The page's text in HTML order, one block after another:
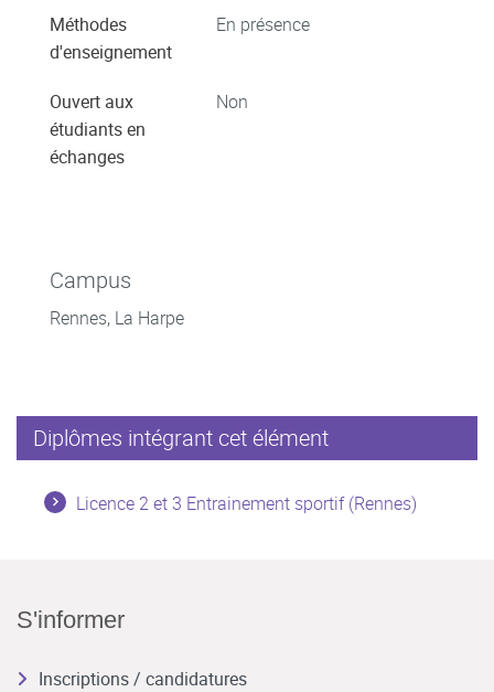
Méthodes
d'enseignement
En présence
Ouvert aux
étudiants en
échanges
Non
Campus
Rennes, La Harpe
Diplômes intégrant cet élément
Licence 2 et 3 Entrainement sportif (Rennes)
S'informer
Inscriptions / candidatures